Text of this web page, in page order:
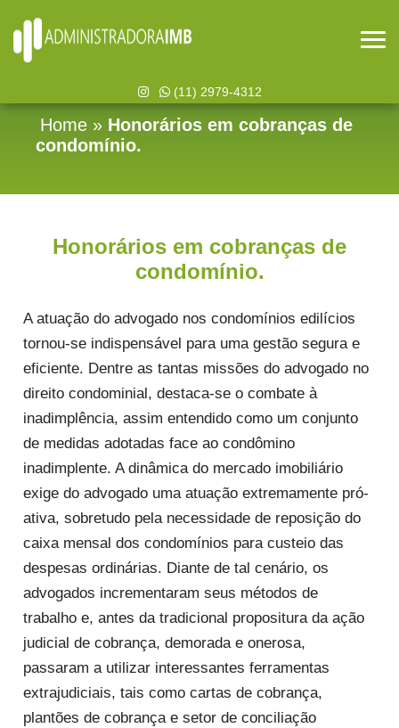
(11) 2979-4312
Home » Honorários em cobranças de
condomínio.
Honorários em cobranças de
condomínio.
A atuação do advogado nos condomínios edilícios
tornou-se indispensável para uma gestão segura e
eficiente. Dentre as tantas missões do advogado no
direito condominial, destaca-se o combate à
inadimplência, assim entendido como um conjunto
de medidas adotadas face ao condômino
inadimplente. A dinâmica do mercado imobiliário
exige do advogado uma atuação extremamente pró-
ativa, sobretudo pela necessidade de reposição do
caixa mensal dos condomínios para custeio das
despesas ordinárias. Diante de tal cenário, os
advogados incrementaram seus métodos de
trabalho e, antes da tradicional propositura da ação
judicial de cobrança, demorada e onerosa,
passaram a utilizar interessantes ferramentas
extrajudiciais, tais como cartas de cobrança,
plantões de cobrança e setor de conciliação